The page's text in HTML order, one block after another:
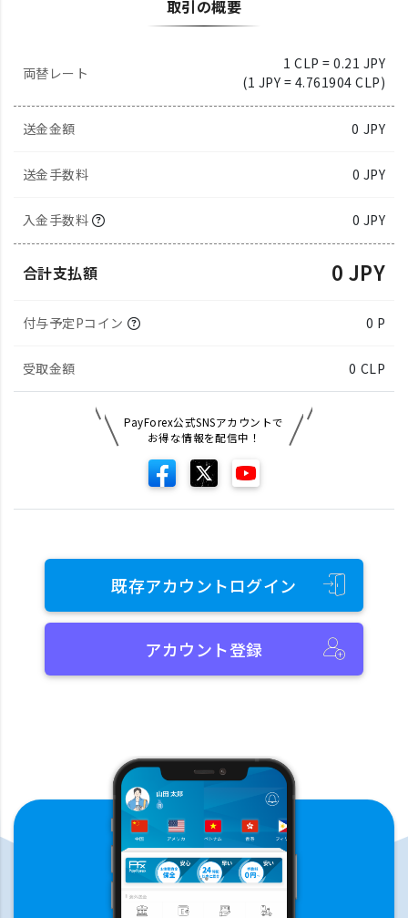
取引の概要
両替レート
1 CLP = 0.21 JPY
(1 JPY = 4.761904 CLP)
送金金額 0 JPY
送金手数料 0 JPY
入金手数料 0 JPY
合計支払額 0 JPY
付与予定Pコイン 0 P
受取金額 0 CLP
PayForex公式SNSアカウントで
お得な情報を配信中！
既存アカウントログイン
アカウント登録